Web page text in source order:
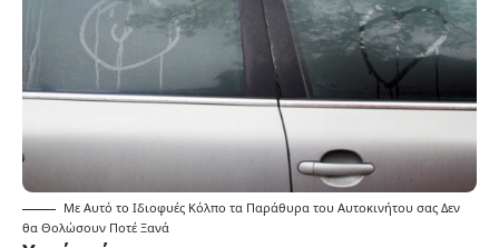
Με Αυτό το Ιδιοφυές Κόλπο τα Παράθυρα του Αυτοκινήτου σας Δεν
θα Θολώσουν Ποτέ Ξανά